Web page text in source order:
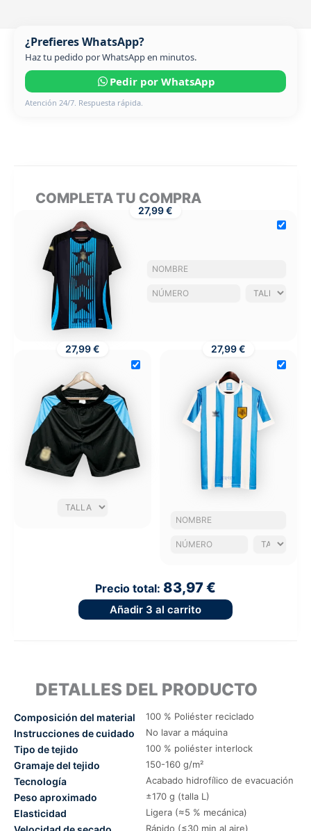
¿Prefieres WhatsApp?
Haz tu pedido por WhatsApp en minutos.
Pedir por WhatsApp
Atención 24/7. Respuesta rápida.
COMPLETA TU COMPRA
27,99 €
27,99 € 27,99 €
Precio total: 83,97 €
Añadir 3 al carrito
DETALLES DEL PRODUCTO
Composición del material 100 % Poliéster reciclado
Instrucciones de cuidado No lavar a máquina
Tipo de tejido 100 % poliéster interlock
Gramaje del tejido 150-160 g/m²
Tecnología Acabado hidrofílico de evacuación
Peso aproximado ±170 g (talla L)
Elasticidad Ligera (≈5 % mecánica)
Rápido (≤30 min al aire)